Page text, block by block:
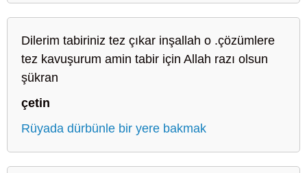
Dilerim tabiriniz tez çıkar inşallah o .çözümlere
tez kavuşurum amin tabir için Allah razı olsun
şükran
çetin
Rüyada dürbünle bir yere bakmak